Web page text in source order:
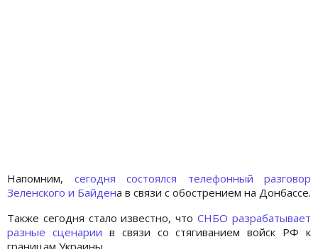
Напомним, сегодня состоялся телефонный разговор
Зеленского и Байдена в связи с обострением на Донбассе.
Также сегодня стало известно, чтоСНБО разрабатывает
разные сценарии в связи со стягиванием войск РФ к
границам Украины.